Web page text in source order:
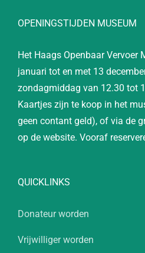
OPENINGSTIJDEN MUSEUM
Het Haags Openbaar Vervoer
januari tot en met 13
zondagmiddag van 12.30 tot
Kaartjes zijn te koop in het
geen contant geld), of via de
op de website. Vooraf
QUICKLINKS
Donateur worden
Vrijwilliger worden